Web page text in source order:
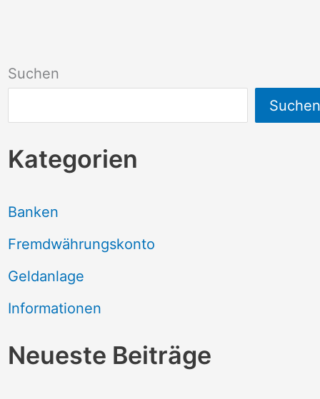
Suchen
Suchen
Kategorien
Banken
Fremdwährungskonto
Geldanlage
Informationen
Neueste Beiträge